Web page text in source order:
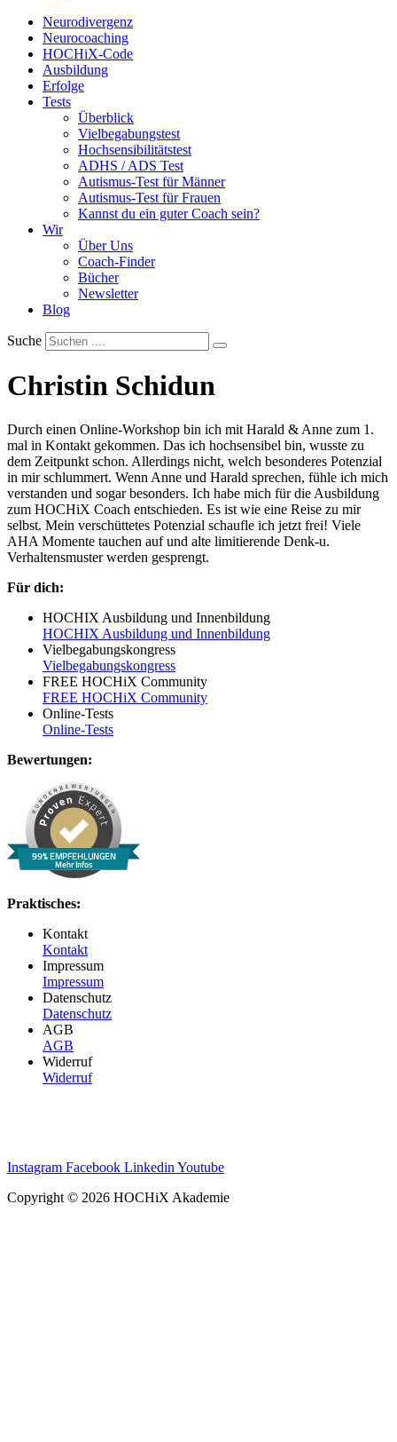
Neurodivergenz
Neurocoaching
HOCHiX-Code
Ausbildung
Erfolge
Tests
Überblick
Vielbegabungstest
Hochsensibilitätstest
ADHS / ADS Test
Autismus-Test für Männer
Autismus-Test für Frauen
Kannst du ein guter Coach sein?
Wir
Über Uns
Coach-Finder
Bücher
Newsletter
Blog
Suche
Christin Schidun
Durch einen Online-Workshop bin ich mit Harald & Anne zum 1.
mal in Kontakt gekommen. Das ich hochsensibel bin, wusste zu
dem Zeitpunkt schon. Allerdings nicht, welch besonderes Potenzial
in mir schlummert. Wenn Anne und Harald sprechen, fühle ich mich
verstanden und sogar besonders. Ich habe mich für die Ausbildung
zum HOCHiX Coach entschieden. Es ist wie eine Reise zu mir
selbst. Mein verschüttetes Potenzial schaufle ich jetzt frei! Viele
AHA Momente tauchen auf und alte limitierende Denk-u.
Verhaltensmuster werden gesprengt.
Für dich:
HOCHIX Ausbildung und Innenbildung
HOCHIX Ausbildung und Innenbildung
Vielbegabungskongress
Vielbegabungskongress
FREE HOCHiX Community
FREE HOCHiX Community
Online-Tests
Online-Tests
Bewertungen:
99% EMPFEHLUNGEN
Mehr Infos
Praktisches:
Kontakt
Kontakt
Impressum
Impressum
Datenschutz
Datenschutz
AGB
AGB
Widerruf
Widerruf
Instagram Facebook Linkedin Youtube
Copyright © 2026 HOCHiX Akademie